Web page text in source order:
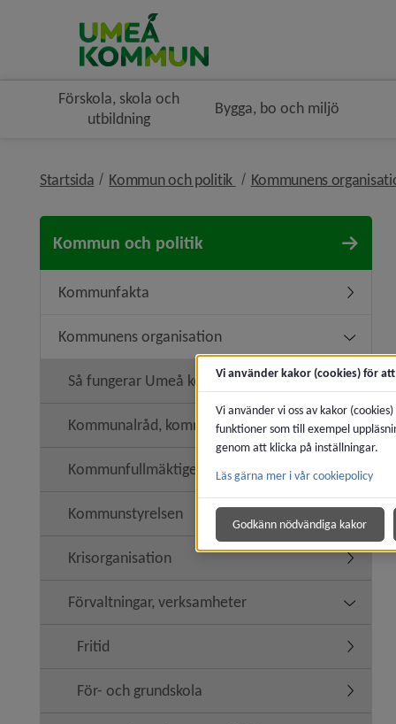
Förskola, skola och
utbildning
Bygga, bo och miljö
Startsida Kommun och politik nivå i
Kommunens
Kommun och politik
Kommunfakta
Kommunens organisation
Så fungerar Umeå kommun
Kommunalråd, kommunledning
Kommunfullmäktige
Kommunstyrelsen
Krisorganisation
Förvaltningar, verksamheter
Fritid
För- och grundskola
Vi använder kakor (cookies) för
Vi använder vi oss av kakor
funktioner som till exempel
genom att klicka på inställningar.
Läs gärna mer i vår cookiepolicy
Godkänn nödvändiga kakor